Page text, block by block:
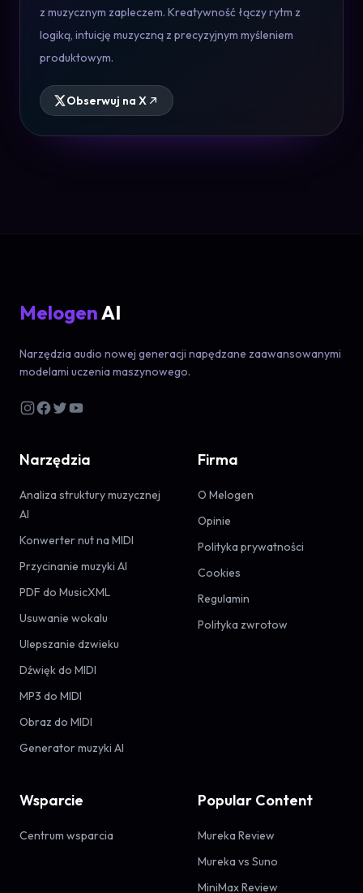
z muzycznym zapleczem. Kreatywność łączy rytm z
logiką, intuicję muzyczną z precyzyjnym myśleniem
produktowym.
Obserwuj na X
MelogenAI
Narzędzia audio nowej generacji napędzane zaawansowanymi
modelami uczenia maszynowego.
Narzędzia
Analiza struktury muzycznej
AI
Konwerter nut na MIDI
Przycinanie muzyki AI
PDF do MusicXML
Usuwanie wokalu
Ulepszanie dzwieku
Dźwięk do MIDI
MP3 do MIDI
Obraz do MIDI
Generator muzyki AI
Firma
O Melogen
Opinie
Polityka prywatności
Cookies
Regulamin
Polityka zwrotow
Wsparcie
Centrum wsparcia
Popular Content
Mureka Review
Mureka vs Suno
MiniMax Review